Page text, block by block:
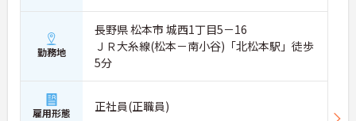
勤務地
長野県 松本市 城西1丁目5－16
ＪＲ大糸線(松本－南小谷)「北松本駅」徒歩
5分
雇用形態 正社員(正職員)